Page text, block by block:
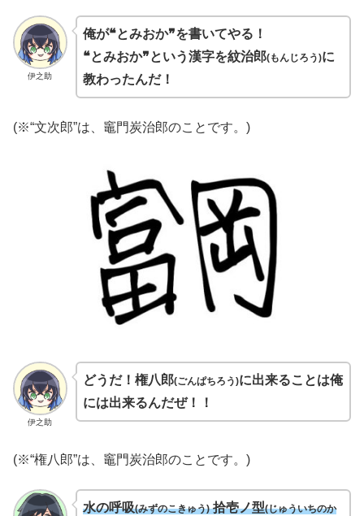
伊之助
俺が❝とみおか❞を書いてやる！
❝とみおか❞という漢字を紋治郎(もんじろう)に
教わったんだ！
(※“文次郎”は、竈門炭治郎のことです。)
伊之助
どうだ！権八郎(ごんぱちろう)に出来ることは俺
には出来るんだぜ！！
(※“権八郎”は、竈門炭治郎のことです。)
水の呼吸(みずのこきゅう)拾壱ノ型(じゅういちのか